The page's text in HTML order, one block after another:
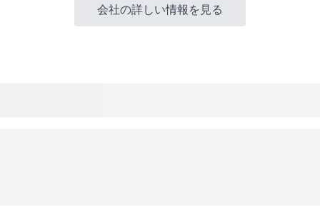
会社の詳しい情報を見る